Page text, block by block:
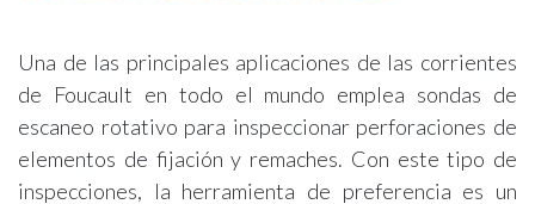
Una de las principales aplicaciones de las corrientes
de Foucault en todo el mundo emplea sondas de
escaneo rotativo para inspeccionar perforaciones de
elementos de fijación y remaches. Con este tipo de
inspecciones, la herramienta de preferencia es un